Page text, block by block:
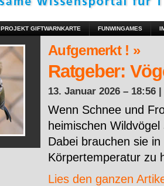
PROJEKT GIFTWARNKARTE FUNWINGAMES
Aufgemerkt ! »
Ratgeber:
13. Januar 2026 – 18:56 |
Wenn Schnee und
heimischen
Dabei brauchen sie
Körpertemperatur zu
Lies den ganzen